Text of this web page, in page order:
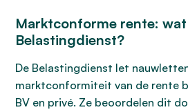
Marktconforme rente:
Belastingdienst?
De Belastingdienst let
marktconformiteit van de rente
BV en privé. Ze beoordelen dit